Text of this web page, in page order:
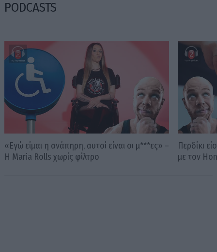
PODCASTS
«Εγώ είμαι η ανάπηρη, αυτοί είναι οι μ***ες» –
Η Maria Rolls χωρίς φίλτρο
Περδίκι
με τον